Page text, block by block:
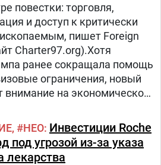
повестки: торговля,
и доступ к критически
пишет Foreign
Charter97.org).Хотя
ранее сокращала помощь
ограничения, новый
внимание на экономическом
в сфере минеральных
конкурировать с
НЕО Инвестиции Roche
угрозой из-за указа
лекарства